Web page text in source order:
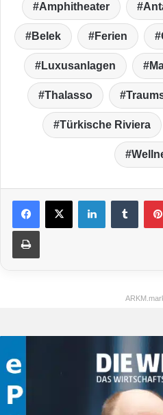
Amphitheater
Belek Ferien
Luxusanlagen
Thalasso
Türkische Riviera